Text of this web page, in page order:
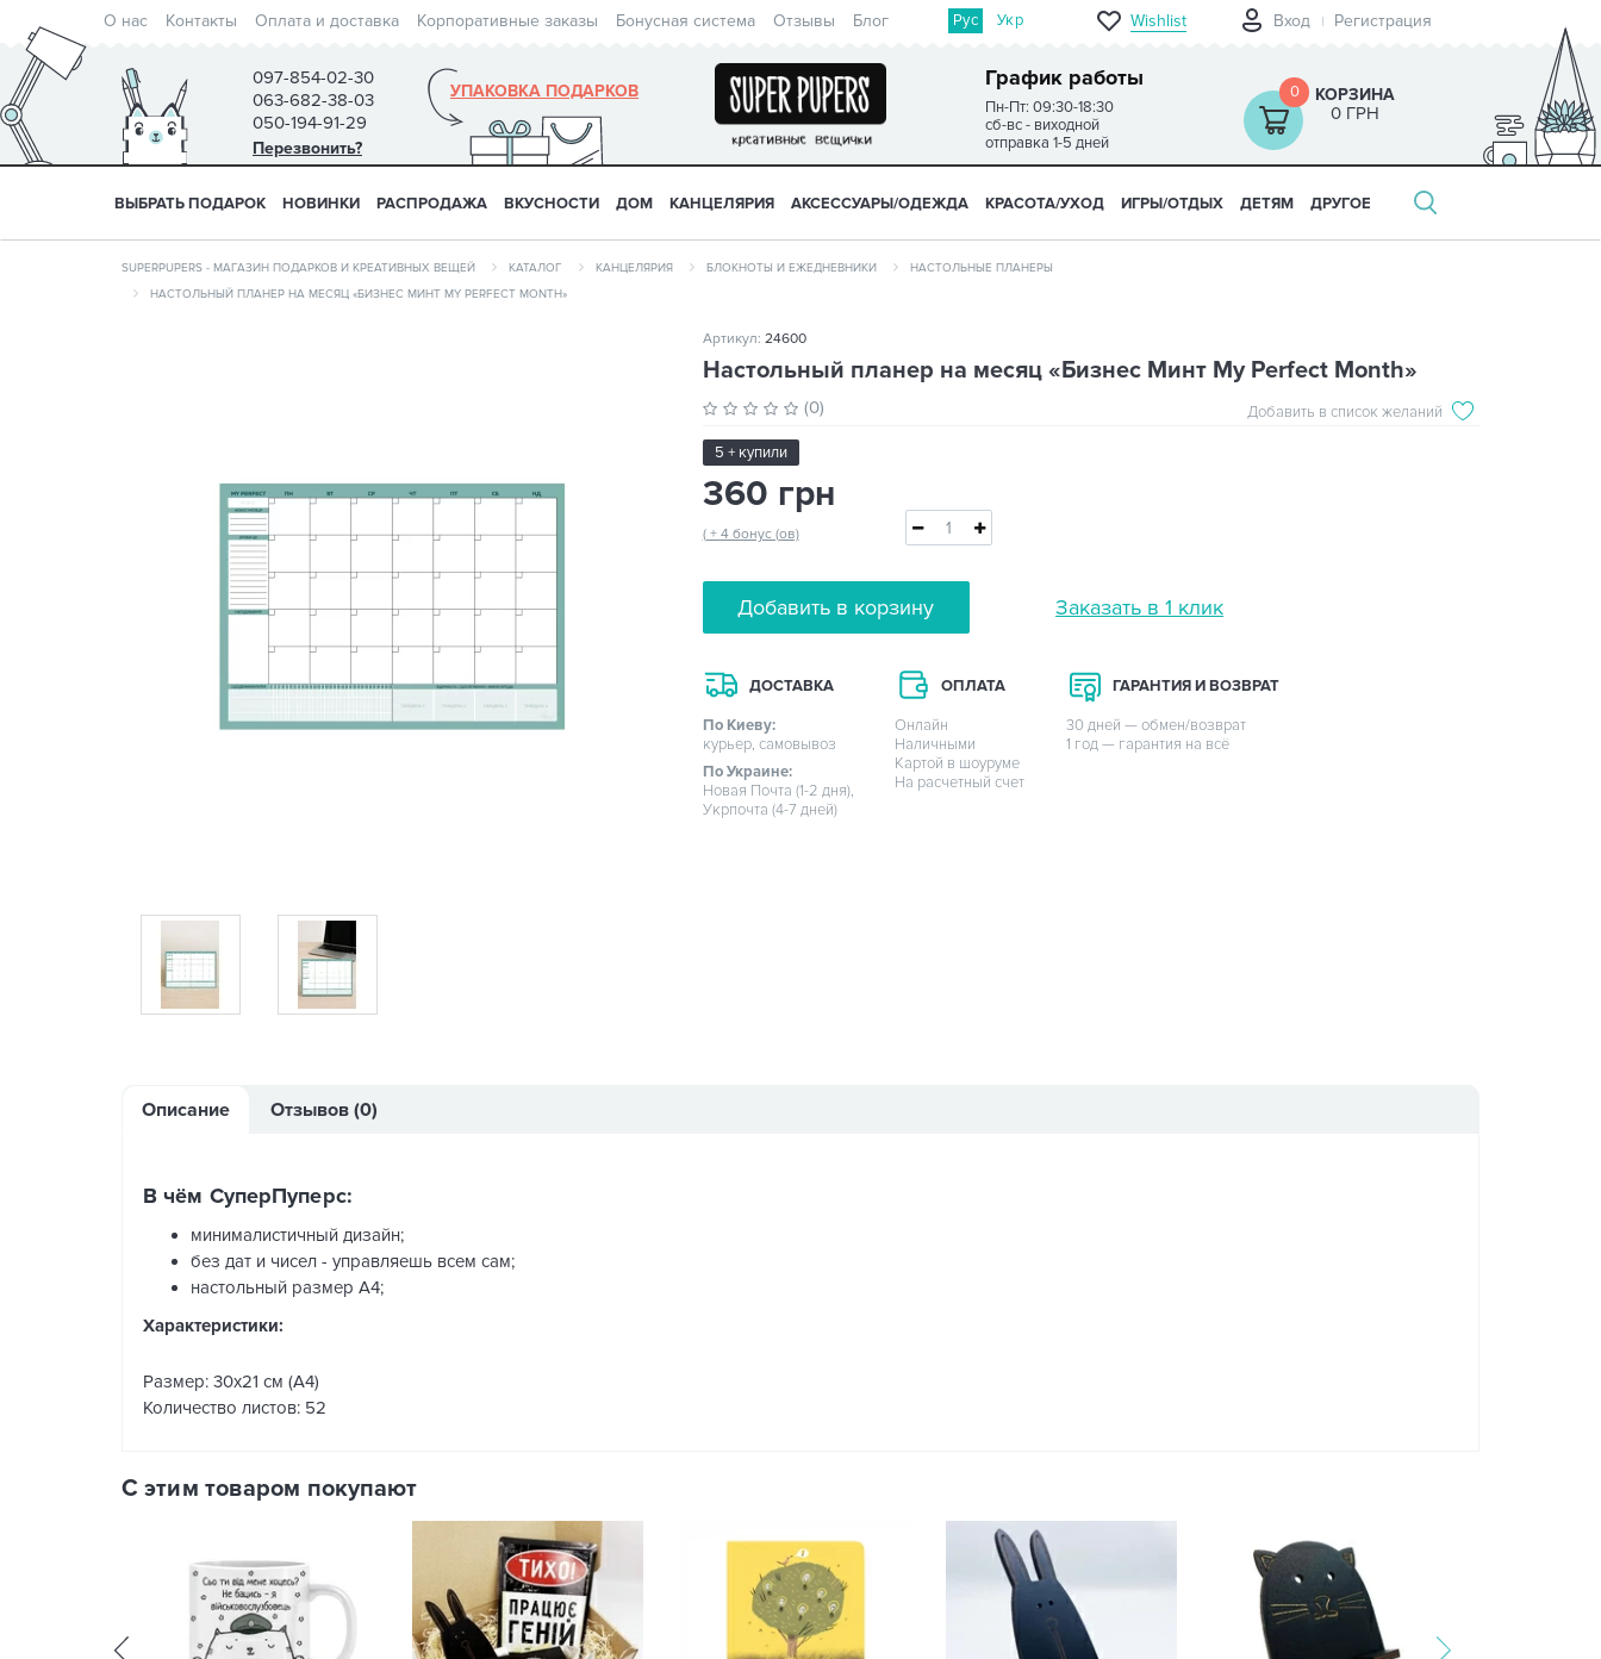
О нас Контакты Оплата и доставка Корпоративные заказы Бонусная система Отзывы Блог Рус Укр Wishlist Вход Регистрация
097-854-02-30
063-682-38-03
050-194-91-29
Перезвонить?
График работы
Пн-Пт: 09:30-18:30
сб-вс - виходной
отправка 1-5 дней
УПАКОВКА ПОДАРКОВ 0 КОРЗИНА
0 ГРН
ВЫБРАТЬ ПОДАРОК НОВИНКИ РАСПРОДАЖА ВКУСНОСТИ ДОМ КАНЦЕЛЯРИЯ АКСЕССУАРЫ/ОДЕЖДА КРАСОТА/УХОД ИГРЫ/ОТДЫХ ДЕТЯМ ДРУГОЕ
SUPERPUPERS - МАГАЗИН ПОДАРКОВ И КРЕАТИВНЫХ ВЕЩЕЙ КАТАЛОГ КАНЦЕЛЯРИЯ БЛОКНОТЫ И ЕЖЕДНЕВНИКИ
НАСТОЛЬНЫЕ ПЛАНЕРЫ
НАСТОЛЬНЫЙ ПЛАНЕР НА МЕСЯЦ «БИЗНЕС MИНТ MY PERFECT MONTH»
Артикул: 24600
Настольный планер на месяц «Бизнес Mинт My Perfect Month»
(0) Добавить в список желаний
5 + купили
360 грн
( + 4 бонус (ов)
Добавить в корзину Заказать в 1 клик
ДОСТАВКА
По Киеву:
курьер, самовывоз
По Украине:
Новая Почта (1-2 дня),
Укрпочта (4-7 дней)
ОПЛАТА
Онлайн
Наличными
Картой в шоуруме
На расчетный счет
ГАРАНТИЯ И ВОЗВРАТ
30 дней — обмен/возврат
1 год — гарантия на всё
Описание Отзывов (0)
В чём СуперПуперс:
минималистичный дизайн;
без дат и чисел - управляешь всем сам;
настольный размер А4;
Характеристики:
Размер: 30х21 см (А4)
Количество листов: 52
С этим товаром покупают